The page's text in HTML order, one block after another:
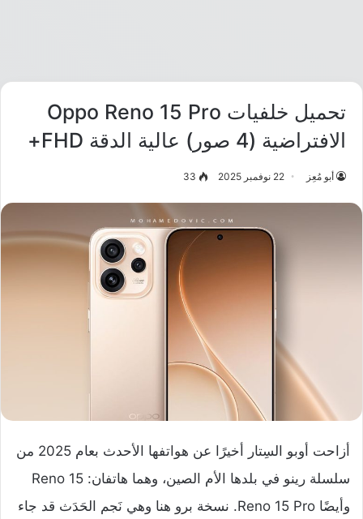
تحميل خلفيات Oppo Reno 15 Pro
الافتراضية (4 صور) عالية الدقة FHD+
أبو مُعِز 22 نوفمبر 2025 33
أزاحت أوبو السِتار أخيرًا عن هواتفها الأحدث بعام 2025 من
سلسلة رينو في بلدها الأم الصين، وهما هاتفان: Reno 15
وأيضًا Reno 15 Pro. نسخة برو هنا وهي نَجم الحَدَث قد جاء